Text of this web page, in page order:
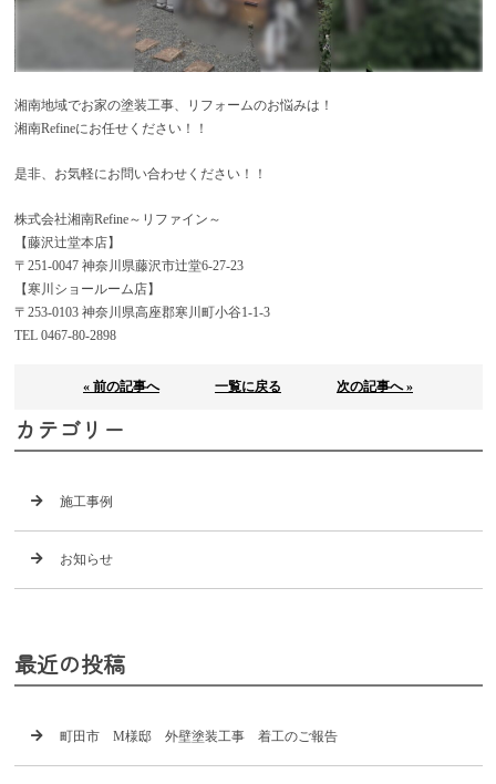
湘南地域でお家の塗装工事、リフォームのお悩みは！
湘南Refineにお任せください！！
是非、お気軽にお問い合わせください！！
株式会社湘南Refine～リファイン～
【藤沢辻堂本店】
〒251-0047 神奈川県藤沢市辻堂6-27-23
【寒川ショールーム店】
〒253-0103 神奈川県高座郡寒川町小谷1-1-3
TEL 0467-80-2898
« 前の記事へ 一覧に戻る 次の記事へ »
カテゴリー
施工事例
お知らせ
最近の投稿
町田市 M様邸 外壁塗装工事 着工のご報告